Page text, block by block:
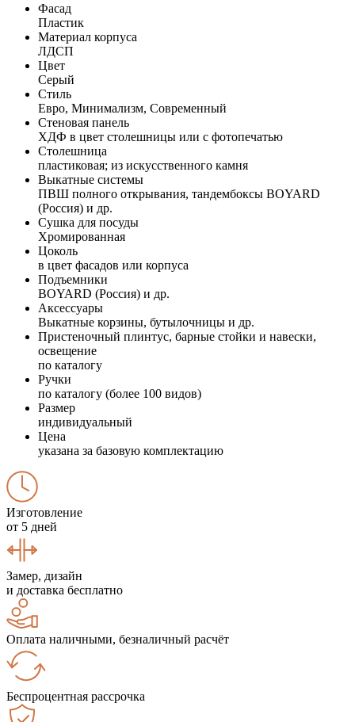
Фасад
Пластик
Материал корпуса
ЛДСП
Цвет
Серый
Стиль
Евро, Минимализм, Современный
Стеновая панель
ХДФ в цвет столешницы или с фотопечатью
Столешница
пластиковая; из искусственного камня
Выкатные системы
ПВШ полного открывания, тандембоксы BOYARD
(Россия) и др.
Сушка для посуды
Хромированная
Цоколь
в цвет фасадов или корпуса
Подъемники
BOYARD (Россия) и др.
Аксессуары
Выкатные корзины, бутылочницы и др.
Пристеночный плинтус, барные стойки и навески,
освещение
по каталогу
Ручки
по каталогу (более 100 видов)
Размер
индивидуальный
Цена
указана за базовую комплектацию
Изготовление
от 5 дней
Замер, дизайн
и доставка бесплатно
Оплата наличными, безналичный расчёт
Беспроцентная рассрочка